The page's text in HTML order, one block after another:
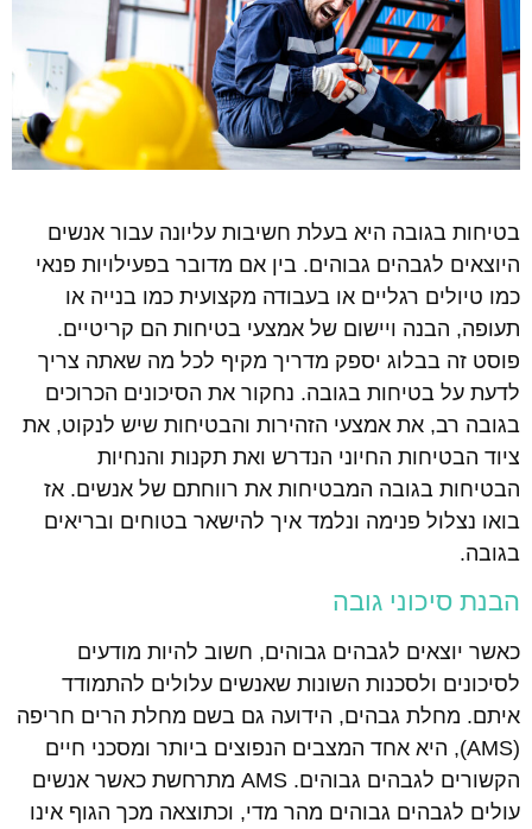
בטיחות בגובה היא בעלת חשיבות עליונה עבור אנשים
היוצאים לגבהים גבוהים. בין אם מדובר בפעילויות פנאי
כמו טיולים רגליים או בעבודה מקצועית כמו בנייה או
תעופה, הבנה ויישום של אמצעי בטיחות הם קריטיים.
פוסט זה בבלוג יספק מדריך מקיף לכל מה שאתה צריך
לדעת על בטיחות בגובה. נחקור את הסיכונים הכרוכים
בגובה רב, את אמצעי הזהירות והבטיחות שיש לנקוט, את
ציוד הבטיחות החיוני הנדרש ואת תקנות והנחיות
הבטיחות בגובה המבטיחות את רווחתם של אנשים. אז
בואו נצלול פנימה ונלמד איך להישאר בטוחים ובריאים
בגובה.
הבנת סיכוני גובה
כאשר יוצאים לגבהים גבוהים, חשוב להיות מודעים
לסיכונים ולסכנות השונות שאנשים עלולים להתמודד
איתם. מחלת גבהים, הידועה גם בשם מחלת הרים חריפה
(AMS), היא אחד המצבים הנפוצים ביותר ומסכני חיים
הקשורים לגבהים גבוהים. AMS מתרחשת כאשר אנשים
עולים לגבהים גבוהים מהר מדי, וכתוצאה מכך הגוף אינו